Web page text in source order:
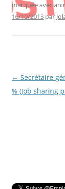
marquée avec
16/10/2013 par
Navigation
des
← Secrétaire
% (Job sharing